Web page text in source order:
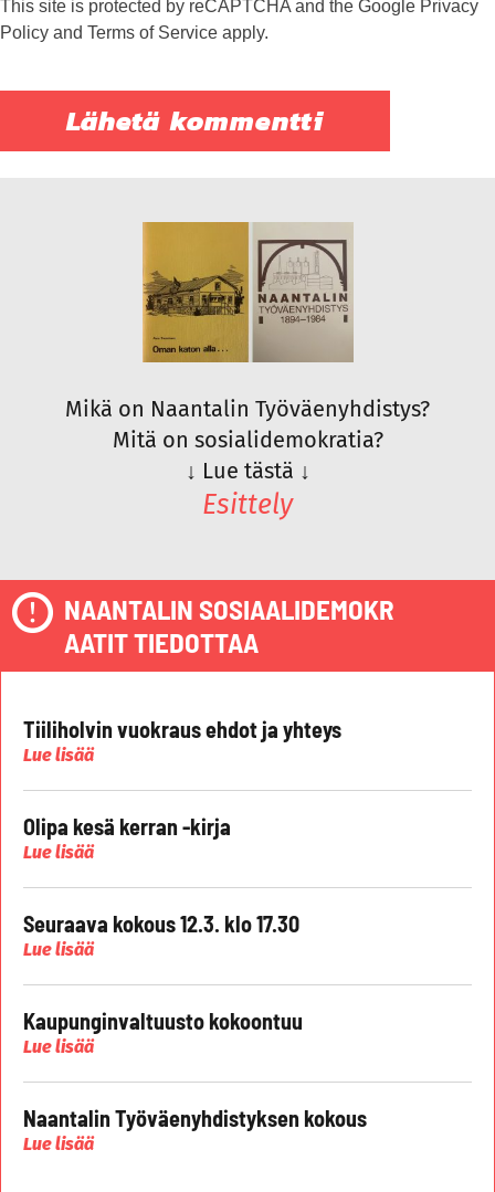
This site is protected by reCAPTCHA and the Google Privacy
Policy and Terms of Service apply.
Mikä on Naantalin Työväenyhdistys?
Mitä on sosialidemokratia?
↓ Lue tästä ↓
Esittely
NAANTALIN SOSIAALIDEMOKR
AATIT TIEDOTTAA
Tiiliholvin vuokraus ehdot ja yhteys
Lue lisää
Olipa kesä kerran -kirja
Lue lisää
Seuraava kokous 12.3. klo 17.30
Lue lisää
Kaupunginvaltuusto kokoontuu
Lue lisää
Naantalin Työväenyhdistyksen kokous
Lue lisää